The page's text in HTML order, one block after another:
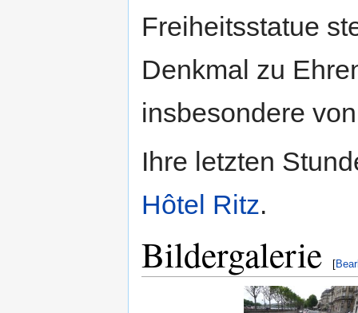
Freiheitsstatue
Denkmal zu
insbesondere
Ihre letzten
Hôtel Ritz.
Bildergalerie [